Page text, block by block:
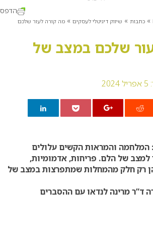
» כתבות » שיווק דיגיטלי לעסקים » מה קורה לעור שלכם
שלכם במצב של
הדפס
המלחמה והמראות הקשים עלולים
למצב של הלם. פריחות, אדמומיות,
רק חלק מהמחלות שמתפרצות במצב של
ד”ר מרינה לנדאו עם ההסברים